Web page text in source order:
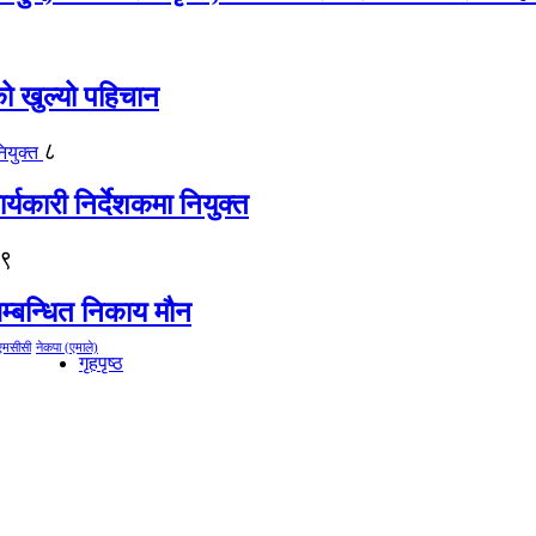
खुल्यो पहिचान
८
निर्देशकमा नियुक्त
९
निकाय मौन
नेकपा (एमाले)
गृहपृष्ठ